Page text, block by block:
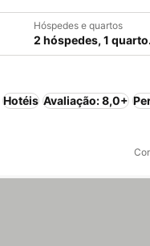
Hóspedes e quartos
2 hóspedes, 1 quarto.
Hotéis Avaliação: 8,0+